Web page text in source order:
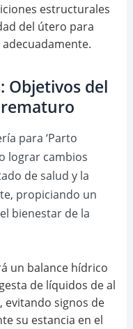
estructurales
del útero para
Objetivos del
para ‘Parto
lograr cambios
de salud y la
propiciando un
bienestar de la
un balance hídrico
de líquidos de al
evitando signos de
su estancia en el